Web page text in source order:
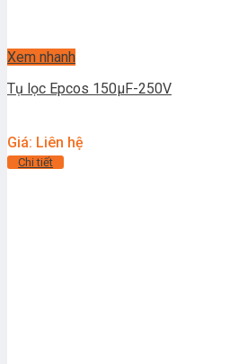
Xem nhanh
Tụ lọc Epcos 150µF-250V
Giá: Liên hệ
Chi tiết